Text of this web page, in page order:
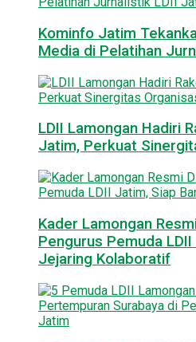
Kominfo Jatim
Media di Pelatihan
LDII Lamongan Hadiri
Jatim, Perkuat
Kader Lamongan
Pengurus Pemuda
Jejaring Kolaboratif